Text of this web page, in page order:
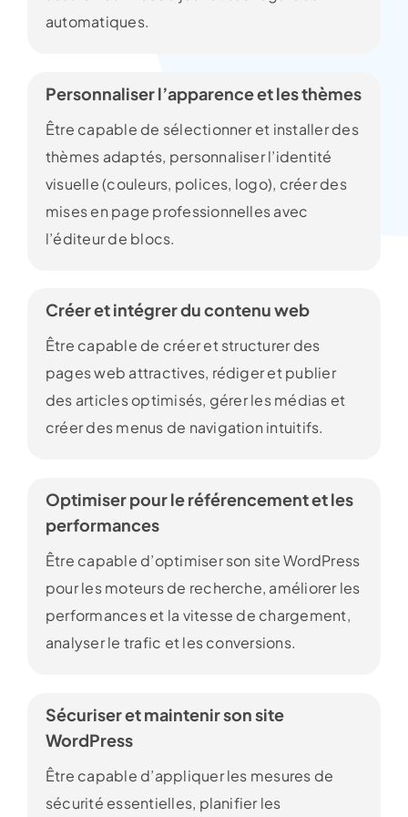
automatiques.
Personnaliser l’apparence et les thèmes
Être capable de sélectionner et installer des
thèmes adaptés, personnaliser l’identité
visuelle (couleurs, polices, logo), créer des
mises en page professionnelles avec
l’éditeur de blocs.
Créer et intégrer du contenu web
Être capable de créer et structurer des
pages web attractives, rédiger et publier
des articles optimisés, gérer les médias et
créer des menus de navigation intuitifs.
Optimiser pour le référencement et les
performances
Être capable d’optimiser son site WordPress
pour les moteurs de recherche, améliorer les
performances et la vitesse de chargement,
analyser le trafic et les conversions.
Sécuriser et maintenir son site
WordPress
Être capable d’appliquer les mesures de
sécurité essentielles, planifier les